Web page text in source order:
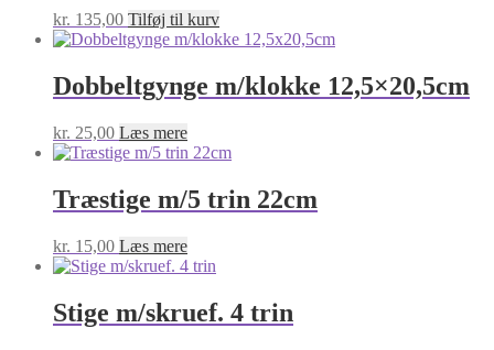
kr. 135,00 Tilføj til kurv
Dobbeltgynge m/klokke 12,5×20,5cm
kr. 25,00 Læs mere
Træstige m/5 trin 22cm
kr. 15,00 Læs mere
Stige m/skruef. 4 trin